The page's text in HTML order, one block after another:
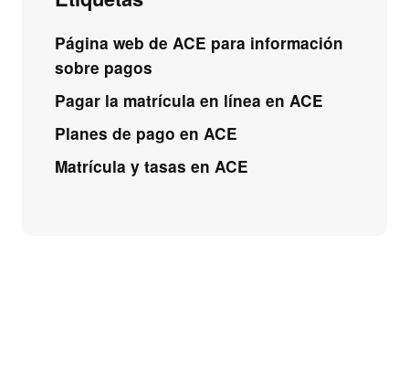
Página web de ACE para información
sobre pagos
Pagar la matrícula en línea en ACE
Planes de pago en ACE
Matrícula y tasas en ACE